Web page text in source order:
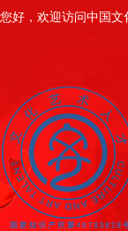
您好，欢迎访问中国文